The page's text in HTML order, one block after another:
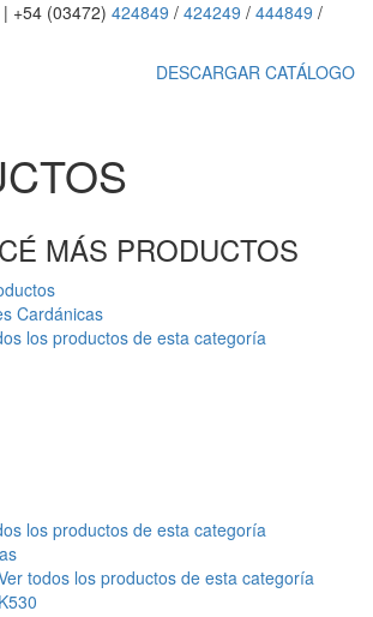
| +54 (03472) 424849 / 424249 / 444849 /
DESCARGAR CATÁLOGO
MÁS PRODUCTOS
Cardánicas
los productos de esta categoría
los productos de esta categoría
todos los productos de esta categoría
K530